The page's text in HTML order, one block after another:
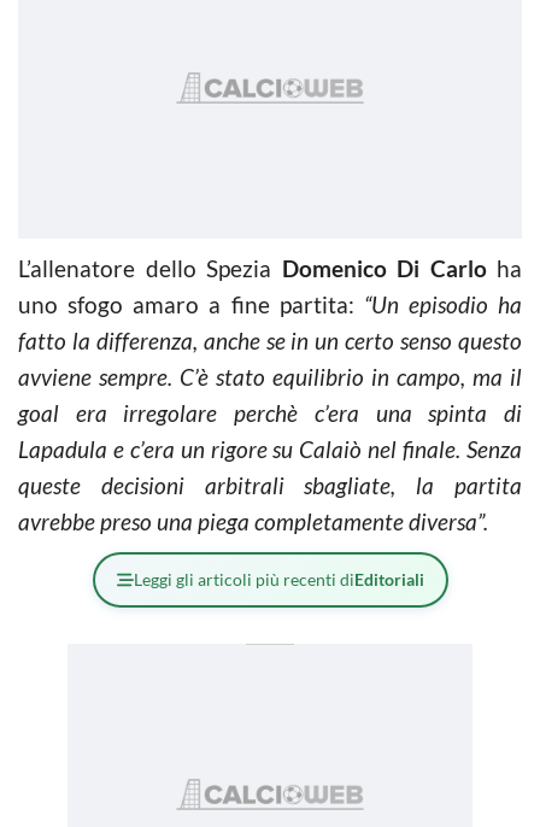
L’allenatore dello Spezia Domenico Di Carloha
uno sfogo amaro a fine partita: “Un episodio ha
fatto la differenza, anche se in un certo senso questo
avviene sempre. C’è stato equilibrio in campo, ma il
goal era irregolare perchè c’era una spinta di
Lapadula e c’era un rigore su Calaiò nel finale. Senza
queste decisioni arbitrali sbagliate, la partita
avrebbe preso una piega completamente diversa”.
Leggi gli articoli più recenti diEditoriali